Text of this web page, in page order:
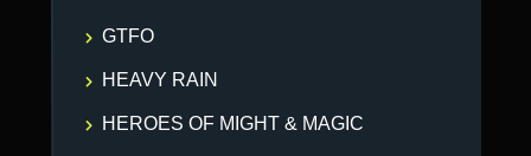
GTFO
HEAVY RAIN
HEROES OF MIGHT & MAGIC